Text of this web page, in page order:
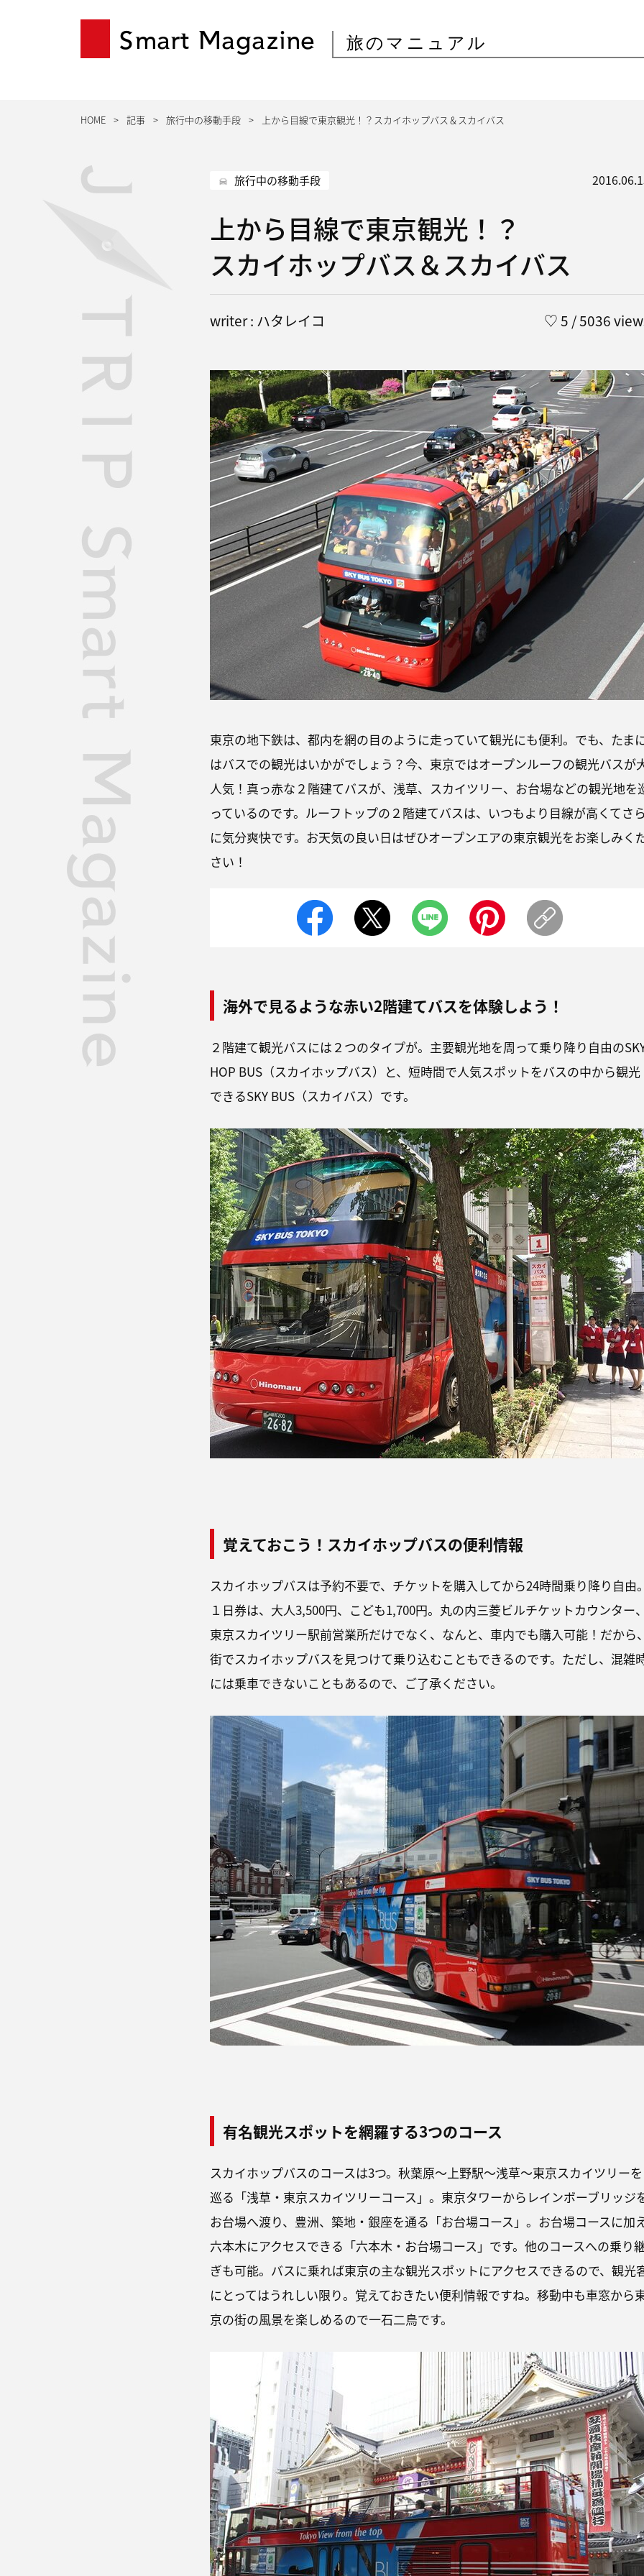
Smart Magazine 旅のマニュアル
HOME 記事 旅行中の移動手段 上から目線で東京観光！？スカイホップバス＆スカイバス
旅行中の移動手段
上から目線で東京観光！？
スカイホップバス＆スカイバス
writer : ハタレイコ ♡5 / 5036
東京の地下鉄は、都内を網の目のように走っていて観光にも便利。でも、たま
はバスでの観光はいかがでしょう？今、東京ではオープンルーフの観光バスが
人気！真っ赤な２階建てバスが、浅草、スカイツリー、お台場などの観光地を
っているのです。ルーフトップの２階建てバスは、いつもより目線が高くてさ
に気分爽快です。お天気の良い日はぜひオープンエアの東京観光をお楽しみく
さい！
海外で見るような赤い2階建てバスを体験しよう！
２階建て観光バスには２つのタイプが。主要観光地を周って乗り降り自由の
HOP BUS（スカイホップバス）と、短時間で人気スポットをバスの中から観光
できるSKY BUS（スカイバス）です。
覚えておこう！スカイホップバスの便利情報
スカイホップバスは予約不要で、チケットを購入してから24時間乗り降り自由
１日券は、大人3,500円、こども1,700円。丸の内三菱ビルチケットカウンター
東京スカイツリー駅前営業所だけでなく、なんと、車内でも購入可能！だから
街でスカイホップバスを見つけて乗り込むこともできるのです。ただし、混雑
には乗車できないこともあるので、ご了承ください。
有名観光スポットを網羅する3つのコース
スカイホップバスのコースは3つ。秋葉原〜上野駅〜浅草〜東京スカイツリーを
巡る「浅草・東京スカイツリーコース」。東京タワーからレインボーブリッジ
お台場へ渡り、豊洲、築地・銀座を通る「お台場コース」。お台場コースに加
六本木にアクセスできる「六本木・お台場コース」です。他のコースへの乗り
ぎも可能。バスに乗れば東京の主な観光スポットにアクセスできるので、観光
にとってはうれしい限り。覚えておきたい便利情報ですね。移動中も車窓から
京の街の風景を楽しめるので一石二鳥です。